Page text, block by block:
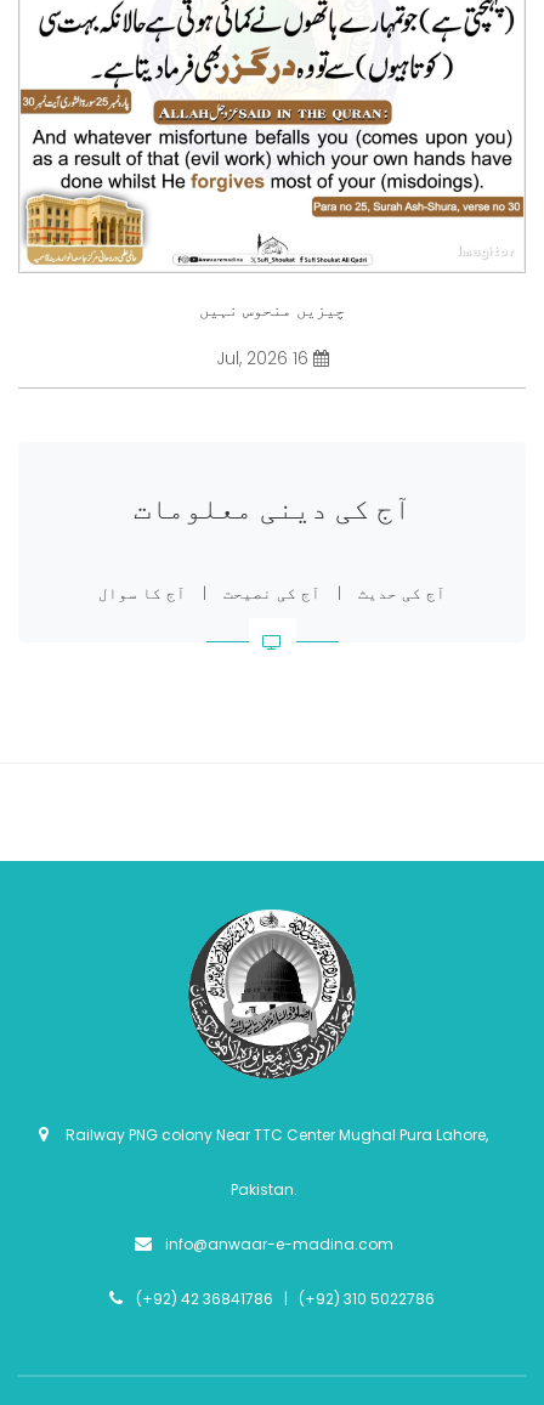
چیزیں منحوس نہیں
آج کی دینی معلومات
آج کی حدیث | آج کی نصیحت | آج کا سوال
Railway PNG colony Near TTC Center Mughal Pura Lahore,
Pakistan.
info@anwaar-e-madina.com
(+92) 42 36841786 | (+92) 310 5022786